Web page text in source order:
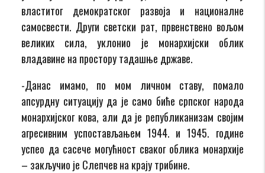
властитог демократског развоја и националне
самосвести. Други светски рат, првенствено вољом
великих сила, уклонио је монархијски облик
владавине на простору тадашње државе.
-Данас имамо, по мом личном ставу, помало
апсурдну ситуацију да је само биће српског народа
монархијског кова, али да је републиканизам својим
агресивним успостављањем 1944. и 1945. године
успео да сасече могућност сваког облика монархије
– закључио је Слепчев на крају трибине.